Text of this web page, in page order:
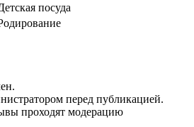
посуда
перед публикацией.
проходят модерацию